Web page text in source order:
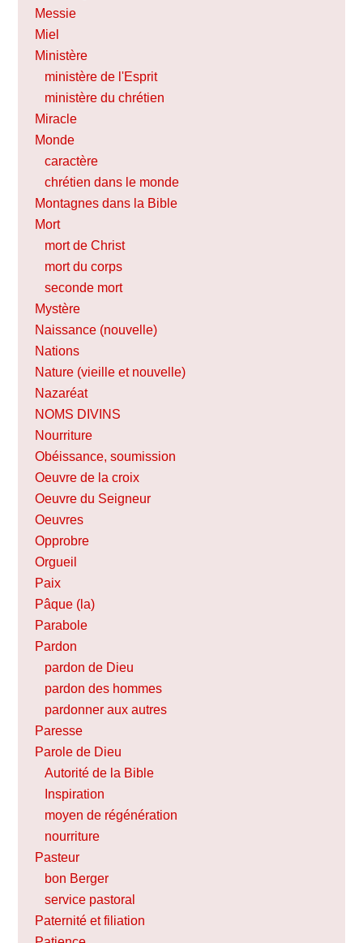
Messie
Miel
Ministère
ministère de l'Esprit
ministère du chrétien
Miracle
Monde
caractère
chrétien dans le monde
Montagnes dans la Bible
Mort
mort de Christ
mort du corps
seconde mort
Mystère
Naissance (nouvelle)
Nations
Nature (vieille et nouvelle)
Nazaréat
NOMS DIVINS
Nourriture
Obéissance, soumission
Oeuvre de la croix
Oeuvre du Seigneur
Oeuvres
Opprobre
Orgueil
Paix
Pâque (la)
Parabole
Pardon
pardon de Dieu
pardon des hommes
pardonner aux autres
Paresse
Parole de Dieu
Autorité de la Bible
Inspiration
moyen de régénération
nourriture
Pasteur
bon Berger
service pastoral
Paternité et filiation